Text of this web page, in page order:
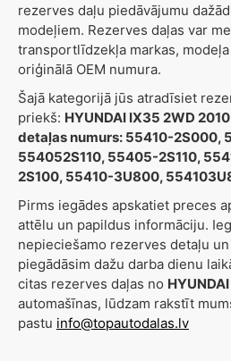
rezerves daļu piedāvājumu
modeļiem. Rezerves daļas var
transportlīdzekļa markas,
oriģinālā OEM numura.
Šajā kategorijā jūs atradīsiet
priekš: HYUNDAI IX35 2WD
detaļas numurs: 55410-2S000,
554052S110, 55405-2S110,
2S100, 55410-3U800,
Pirms iegādes apskatiet preces
attēlu un papildus informāciju.
nepieciešamo rezerves detaļu
piegādāsim dažu darba dienu
citas rezerves daļas no
automašīnas, lūdzam rakstīt
pastu info@topautodalas.lv